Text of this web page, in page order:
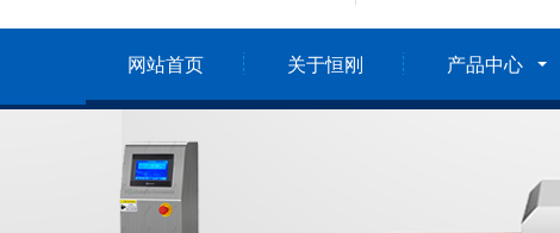
网站首页 关于恒刚 产品中心